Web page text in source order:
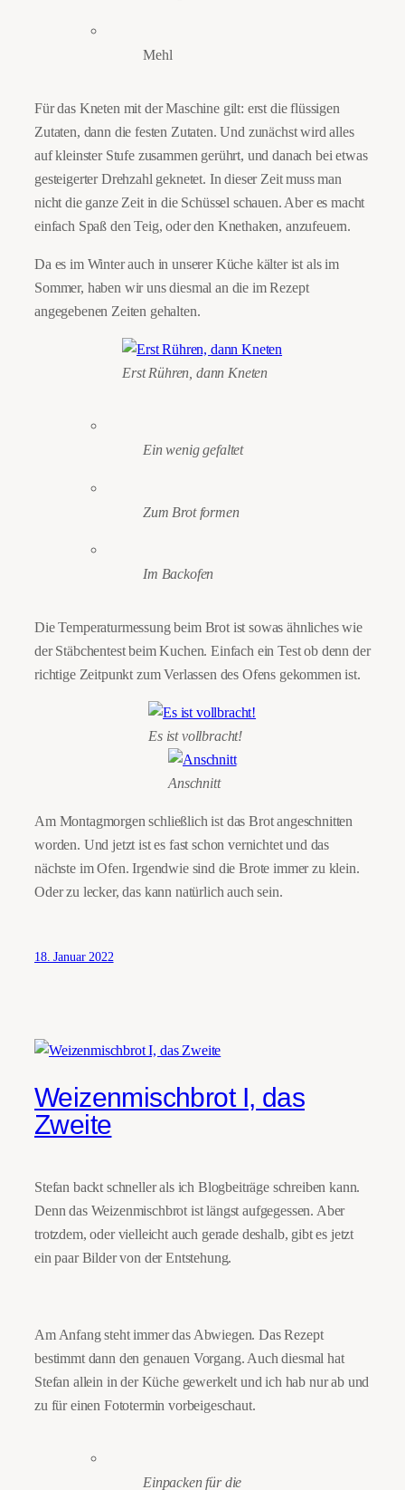
Mehl
Für das Kneten mit der Maschine gilt: erst die flüssigen
Zutaten, dann die festen Zutaten. Und zunächst wird alles
auf kleinster Stufe zusammen gerührt, und danach bei etwas
gesteigerter Drehzahl geknetet. In dieser Zeit muss man
nicht die ganze Zeit in die Schüssel schauen. Aber es macht
einfach Spaß den Teig, oder den Knethaken, anzufeuern.
Da es im Winter auch in unserer Küche kälter ist als im
Sommer, haben wir uns diesmal an die im Rezept
angegebenen Zeiten gehalten.
Erst Rühren, dann Kneten
Ein wenig gefaltet
Zum Brot formen
Im Backofen
Die Temperaturmessung beim Brot ist sowas ähnliches wie
der Stäbchentest beim Kuchen. Einfach ein Test ob denn der
richtige Zeitpunkt zum Verlassen des Ofens gekommen ist.
Es ist vollbracht!
Anschnitt
Am Montagmorgen schließlich ist das Brot angeschnitten
worden. Und jetzt ist es fast schon vernichtet und das
nächste im Ofen. Irgendwie sind die Brote immer zu klein.
Oder zu lecker, das kann natürlich auch sein.
18. Januar 2022
Weizenmischbrot I, das
Zweite
Stefan backt schneller als ich Blogbeiträge schreiben kann.
Denn das Weizenmischbrot ist längst aufgegessen. Aber
trotzdem, oder vielleicht auch gerade deshalb, gibt es jetzt
ein paar Bilder von der Entstehung.
Am Anfang steht immer das Abwiegen. Das Rezept
bestimmt dann den genauen Vorgang. Auch diesmal hat
Stefan allein in der Küche gewerkelt und ich hab nur ab und
zu für einen Fototermin vorbeigeschaut.
Einpacken für die